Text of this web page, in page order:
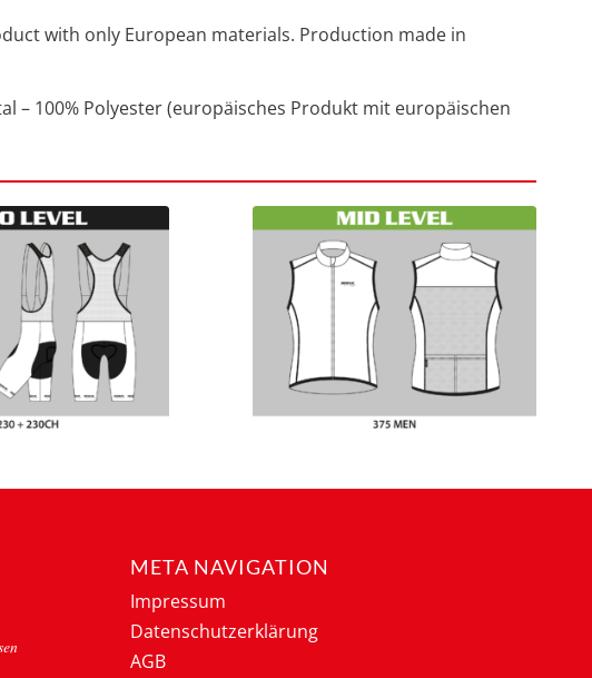
with only European materials. Production made in
– 100% Polyester (europäisches Produkt mit europäischen
META NAVIGATION
Impressum
Datenschutzerklärung
AGB